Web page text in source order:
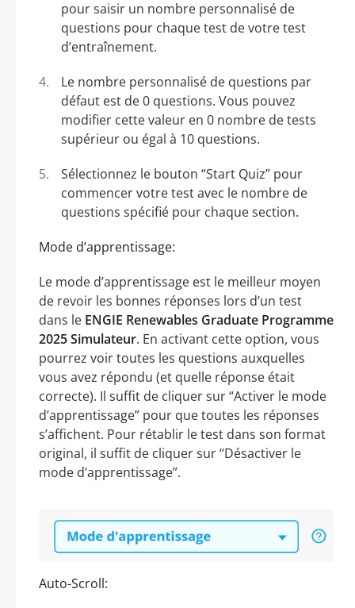
pour saisir un nombre personnalisé de
questions pour chaque test de votre test
d’entraînement.
Le nombre personnalisé de questions par
défaut est de 0 questions. Vous pouvez
modifier cette valeur en 0 nombre de tests
supérieur ou égal à 10 questions.
Sélectionnez le bouton “Start Quiz” pour
commencer votre test avec le nombre de
questions spécifié pour chaque section.
Mode d’apprentissage:
Le mode d’apprentissage est le meilleur moyen
de revoir les bonnes réponses lors d’un test
dans le ENGIE Renewables Graduate Programme
2025 Simulateur. En activant cette option, vous
pourrez voir toutes les questions auxquelles
vous avez répondu (et quelle réponse était
correcte). Il suffit de cliquer sur “Activer le mode
d’apprentissage” pour que toutes les réponses
s’affichent. Pour rétablir le test dans son format
original, il suffit de cliquer sur “Désactiver le
mode d’apprentissage”.
Auto-Scroll: